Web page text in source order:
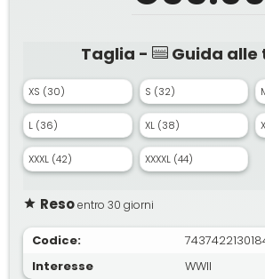
Taglia - Guida alle
XS (30) S (32)
L (36) XL (38)
XXXL (42) XXXXL (44)
Resoentro 30 giorni
Codice:
Interesse
WWII